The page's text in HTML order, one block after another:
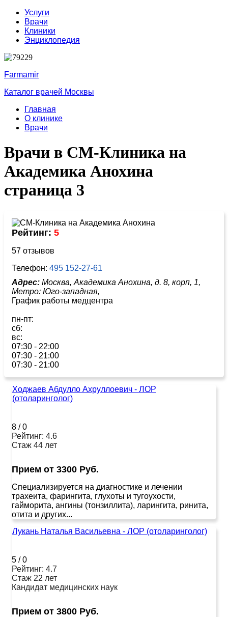
Услуги
Врачи
Клиники
Энциклопедия
Farmamir
Каталог врачей Москвы
Главная
О клинике
Врачи
Врачи в СМ-Клиника на
Академика Анохина
страница 3
Рейтинг: 5
57 отзывов
Телефон: 495 152-27-61
Адрес: Москва, Академика Анохина, д. 8, корп, 1,
Метро: Юго-западная,
График работы медцентра
пн-пт:
сб:
вс:
07:30 - 22:00
07:30 - 21:00
07:30 - 21:00
Ходжаев Абдулло Ахруллоевич - ЛОР
(отоларинголог)
8 /0
Рейтинг: 4.6
Стаж 44 лет
Прием от 3300 Руб.
Специализируется на диагностике и лечении
трахеита, фарингита, глухоты и тугоухости,
гайморита, ангины (тонзиллита), ларингита, ринита,
отита и других...
Лукань Наталья Васильевна - ЛОР (отоларинголог)
5 /0
Рейтинг: 4.7
Стаж 22 лет
Кандидат медицинских наук
Прием от 3800 Руб.